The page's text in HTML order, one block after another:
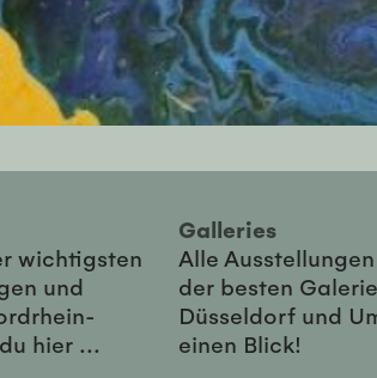
wichtigsten
und
hier ...
Galleries
Alle
der besten
Düsseldorf und
einen Blick!